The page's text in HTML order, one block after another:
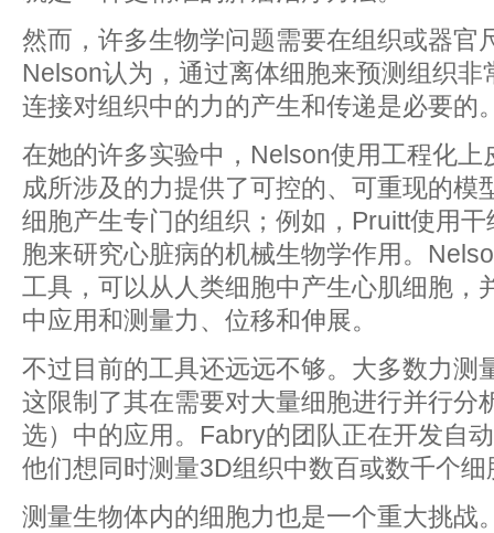
然而，许多生物学问题需要在组织或器官
Nelson认为，通过离体细胞来预测组织
连接对组织中的力的产生和传递是必要的
在她的许多实验中，Nelson使用工程化上
成所涉及的力提供了可控的、可重现的模
细胞产生专门的组织；例如，Pruitt使用
胞来研究心脏病的机械生物学作用。
工具，可以从人类细胞中产生心肌细胞，
中应用和测量力、位移和伸展。
不过目前的工具还远远不够。大多数力测
这限制了其在需要对大量细胞进行并行分
选）中的应用。Fabry的团队正在开发自
他们想同时测量3D组织中数百或数千个细
测量生物体内的细胞力也是一个重大挑战